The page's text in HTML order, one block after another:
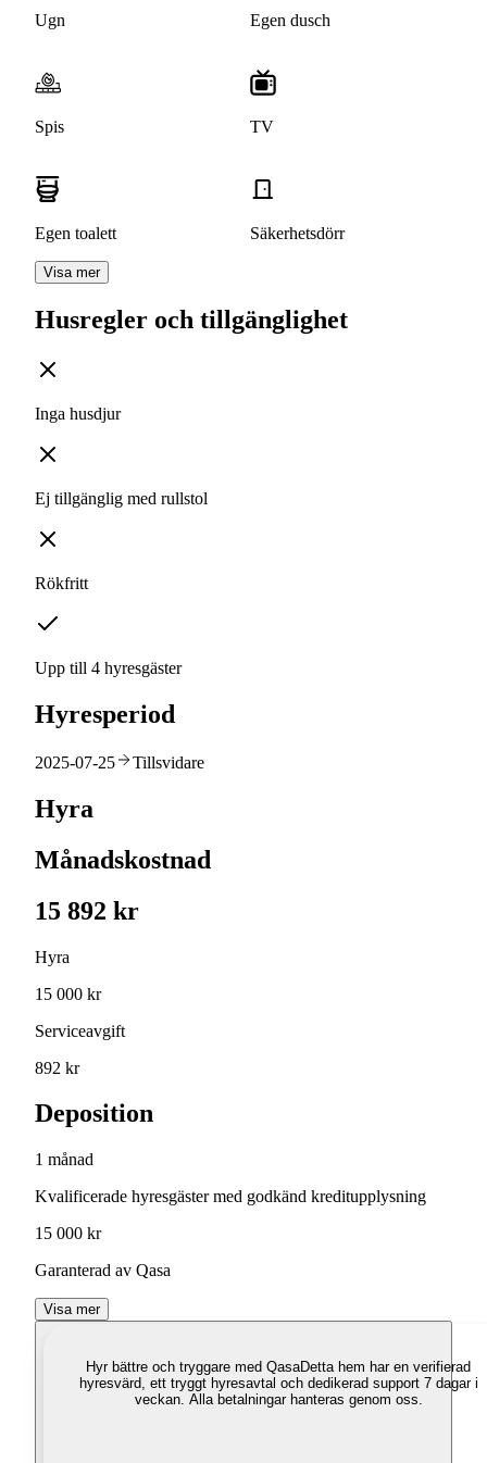
Ugn Egen dusch
Spis TV
Egen toalett Säkerhetsdörr
Visa mer
Husregler och tillgänglighet
Inga husdjur
Ej tillgänglig med rullstol
Rökfritt
Upp till 4 hyresgäster
Hyresperiod
2025-07-25 Tillsvidare
Hyra
Månadskostnad
15 892 kr
Hyra
15 000 kr
Serviceavgift
892 kr
Deposition
1 månad
Kvalificerade hyresgäster med godkänd kreditupplysning
15 000 kr
Garanterad av Qasa
Visa mer
Hyr bättre och tryggare med QasaDetta hem har en verifierad
hyresvärd, ett tryggt hyresavtal och dedikerad support 7 dagar i
veckan. Alla betalningar hanteras genom oss.